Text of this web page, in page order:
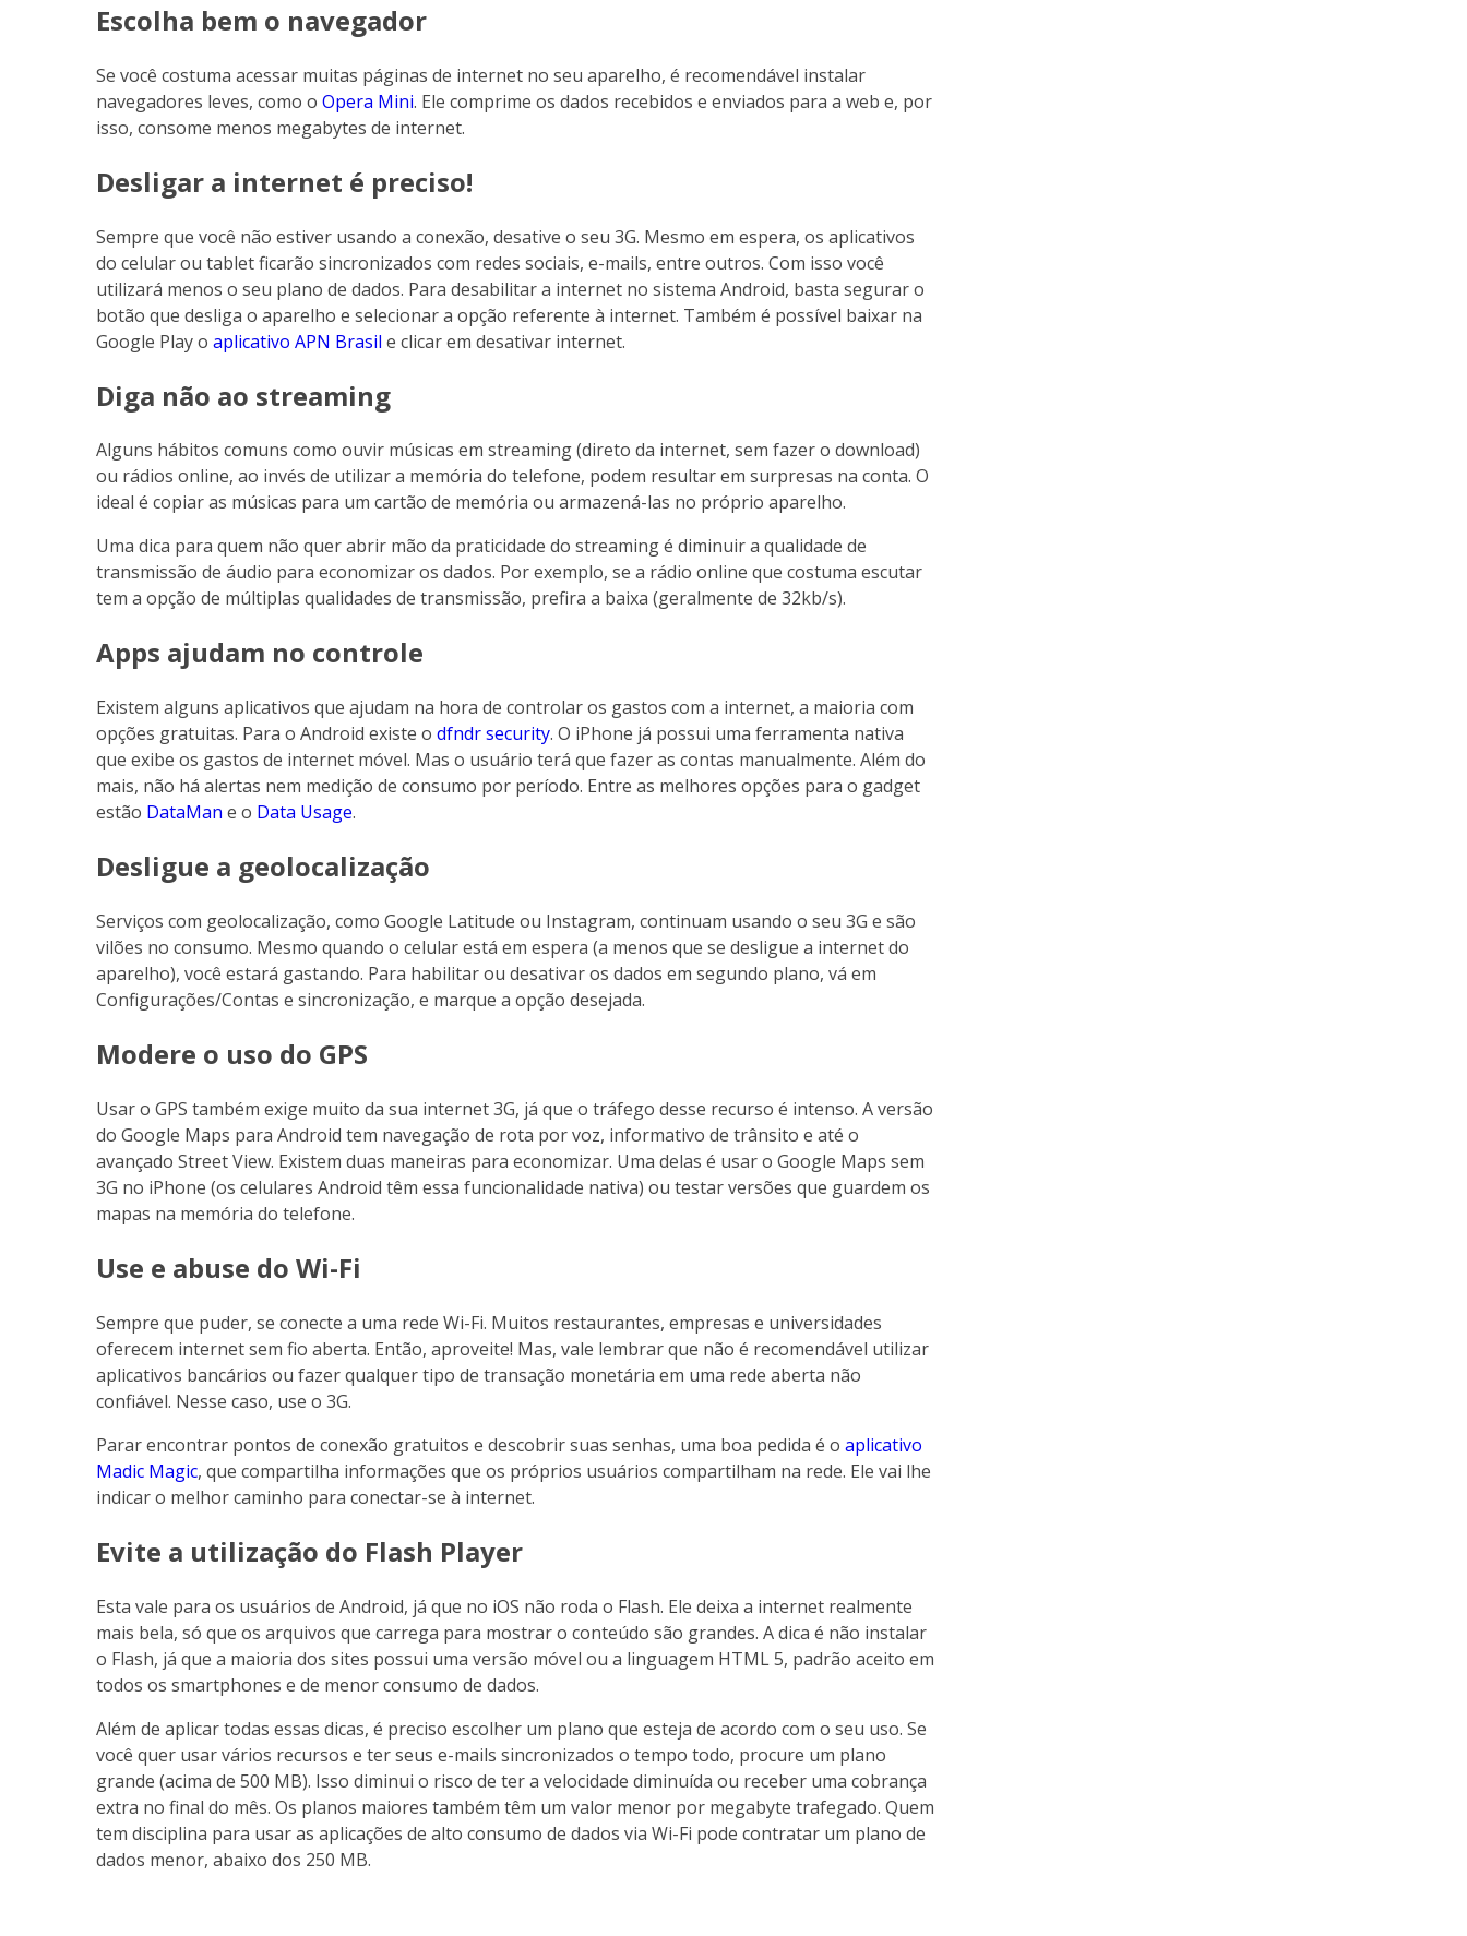
Escolha bem o navegador
Se você costuma acessar muitas páginas de internet no seu aparelho, é recomendável instalar
navegadores leves, como o Opera Mini. Ele comprime os dados recebidos e enviados para a web e, por
isso, consome menos megabytes de internet.
Desligar a internet é preciso!
Sempre que você não estiver usando a conexão, desative o seu 3G. Mesmo em espera, os aplicativos
do celular ou tablet ficarão sincronizados com redes sociais, e-mails, entre outros. Com isso você
utilizará menos o seu plano de dados. Para desabilitar a internet no sistema Android, basta segurar o
botão que desliga o aparelho e selecionar a opção referente à internet. Também é possível baixar na
Google Play o aplicativo APN Brasil e clicar em desativar internet.
Diga não ao streaming
Alguns hábitos comuns como ouvir músicas em streaming (direto da internet, sem fazer o download)
ou rádios online, ao invés de utilizar a memória do telefone, podem resultar em surpresas na conta. O
ideal é copiar as músicas para um cartão de memória ou armazená-las no próprio aparelho.
Uma dica para quem não quer abrir mão da praticidade do streaming é diminuir a qualidade de
transmissão de áudio para economizar os dados. Por exemplo, se a rádio online que costuma escutar
tem a opção de múltiplas qualidades de transmissão, prefira a baixa (geralmente de 32kb/s).
Apps ajudam no controle
Existem alguns aplicativos que ajudam na hora de controlar os gastos com a internet, a maioria com
opções gratuitas. Para o Android existe o dfndr security. O iPhone já possui uma ferramenta nativa
que exibe os gastos de internet móvel. Mas o usuário terá que fazer as contas manualmente. Além do
mais, não há alertas nem medição de consumo por período. Entre as melhores opções para o gadget
estão DataMan e o Data Usage.
Desligue a geolocalização
Serviços com geolocalização, como Google Latitude ou Instagram, continuam usando o seu 3G e são
vilões no consumo. Mesmo quando o celular está em espera (a menos que se desligue a internet do
aparelho), você estará gastando. Para habilitar ou desativar os dados em segundo plano, vá em
Configurações/Contas e sincronização, e marque a opção desejada.
Modere o uso do GPS
Usar o GPS também exige muito da sua internet 3G, já que o tráfego desse recurso é intenso. A versão
do Google Maps para Android tem navegação de rota por voz, informativo de trânsito e até o
avançado Street View. Existem duas maneiras para economizar. Uma delas é usar o Google Maps sem
3G no iPhone (os celulares Android têm essa funcionalidade nativa) ou testar versões que guardem os
mapas na memória do telefone.
Use e abuse do Wi-Fi
Sempre que puder, se conecte a uma rede Wi-Fi. Muitos restaurantes, empresas e universidades
oferecem internet sem fio aberta. Então, aproveite! Mas, vale lembrar que não é recomendável utilizar
aplicativos bancários ou fazer qualquer tipo de transação monetária em uma rede aberta não
confiável. Nesse caso, use o 3G.
Parar encontrar pontos de conexão gratuitos e descobrir suas senhas, uma boa pedida é o aplicativo
Madic Magic, que compartilha informações que os próprios usuários compartilham na rede. Ele vai lhe
indicar o melhor caminho para conectar-se à internet.
Evite a utilização do Flash Player
Esta vale para os usuários de Android, já que no iOS não roda o Flash. Ele deixa a internet realmente
mais bela, só que os arquivos que carrega para mostrar o conteúdo são grandes. A dica é não instalar
o Flash, já que a maioria dos sites possui uma versão móvel ou a linguagem HTML 5, padrão aceito em
todos os smartphones e de menor consumo de dados.
Além de aplicar todas essas dicas, é preciso escolher um plano que esteja de acordo com o seu uso. Se
você quer usar vários recursos e ter seus e-mails sincronizados o tempo todo, procure um plano
grande (acima de 500 MB). Isso diminui o risco de ter a velocidade diminuída ou receber uma cobrança
extra no final do mês. Os planos maiores também têm um valor menor por megabyte trafegado. Quem
tem disciplina para usar as aplicações de alto consumo de dados via Wi-Fi pode contratar um plano de
dados menor, abaixo dos 250 MB.